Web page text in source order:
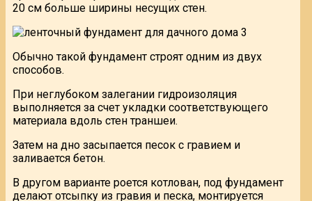
20 см больше ширины несущих стен.
Обычно такой фундамент строят одним из двух
способов.
При неглубоком залегании гидроизоляция
выполняется за счет укладки соответствующего
материала вдоль стен траншеи.
Затем на дно засыпается песок с гравием и
заливается бетон.
В другом варианте роется котлован, под фундамент
делают отсыпку из гравия и песка, монтируется